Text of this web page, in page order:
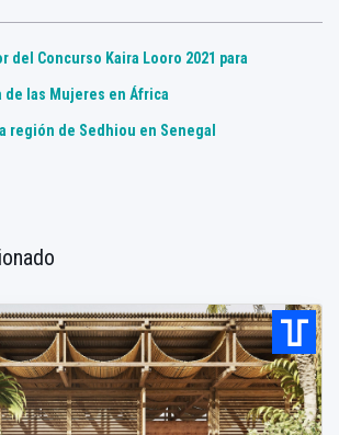
del Concurso Kaira Looro 2021 para
de las Mujeres en África
región de Sedhiou en Senegal